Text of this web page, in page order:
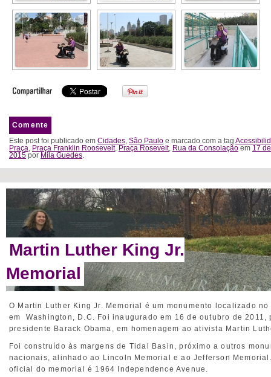
Comente
Este post foi publicado em Cidades, São Paulo e marcado com a tag
Praça, Praça Franklin Roosevelt, Praça Rosevelt, Rua da Consolação em 17
2015 por Mila Guedes.
Martin Luther King Jr.
Memorial
O Martin Luther King Jr. Memorial é um monumento localizado
em Washington, D.C. Foi inaugurado em 16 de outubro de 2011,
presidente Barack Obama, em homenagem ao ativista Martin
Foi construído às margens de Tidal Basin, próximo a outros
nacionais, alinhado ao Lincoln Memorial e ao Jefferson
oficial do memorial é 1964 Independence Avenue.